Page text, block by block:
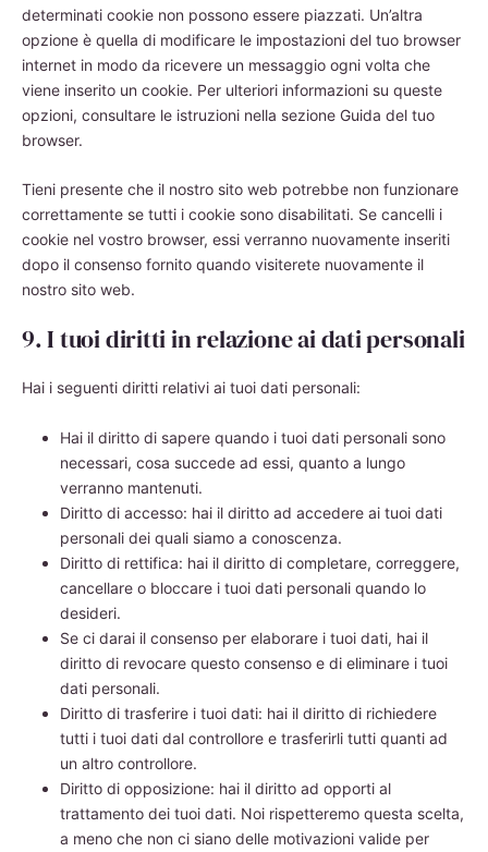
determinati cookie non possono essere piazzati. Un’altra
opzione è quella di modificare le impostazioni del tuo browser
internet in modo da ricevere un messaggio ogni volta che
viene inserito un cookie. Per ulteriori informazioni su queste
opzioni, consultare le istruzioni nella sezione Guida del tuo
browser.
Tieni presente che il nostro sito web potrebbe non funzionare
correttamente se tutti i cookie sono disabilitati. Se cancelli i
cookie nel vostro browser, essi verranno nuovamente inseriti
dopo il consenso fornito quando visiterete nuovamente il
nostro sito web.
9. I tuoi diritti in relazione ai dati personali
Hai i seguenti diritti relativi ai tuoi dati personali:
Hai il diritto di sapere quando i tuoi dati personali sono
necessari, cosa succede ad essi, quanto a lungo
verranno mantenuti.
Diritto di accesso: hai il diritto ad accedere ai tuoi dati
personali dei quali siamo a conoscenza.
Diritto di rettifica: hai il diritto di completare, correggere,
cancellare o bloccare i tuoi dati personali quando lo
desideri.
Se ci darai il consenso per elaborare i tuoi dati, hai il
diritto di revocare questo consenso e di eliminare i tuoi
dati personali.
Diritto di trasferire i tuoi dati: hai il diritto di richiedere
tutti i tuoi dati dal controllore e trasferirli tutti quanti ad
un altro controllore.
Diritto di opposizione: hai il diritto ad opporti al
trattamento dei tuoi dati. Noi rispetteremo questa scelta,
a meno che non ci siano delle motivazioni valide per